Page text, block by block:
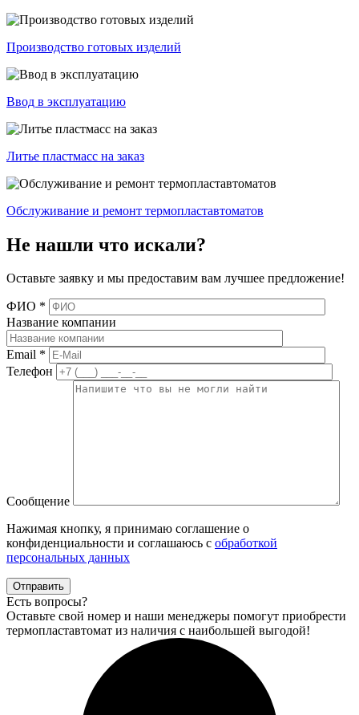
Производство готовых изделий
Ввод в эксплуатацию
Литье пластмасс на заказ
Обслуживание и ремонт термопластавтоматов
Не нашли что искали?
Оставьте заявку и мы предоставим вам лучшее предложение!
ФИО *
Название компании
Email *
Телефон
Сообщение
Нажимая кнопку, я принимаю соглашение о
конфиденциальности и соглашаюсь с обработкой
персональных данных
Отправить
Есть вопросы?
Оставьте свой номер и наши менеджеры помогут приобрести
термопластавтомат из наличия с наибольшей выгодой!